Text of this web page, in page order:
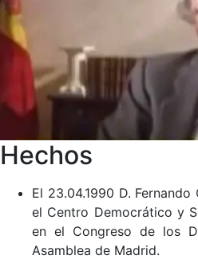
Hechos
El 23.04.1990 D.
el Centro Democrático y
en el Congreso de los
Asamblea de Madrid.